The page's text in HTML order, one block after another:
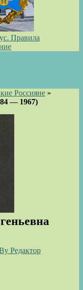
Правила
Россияне »
— 1967)
Редактор